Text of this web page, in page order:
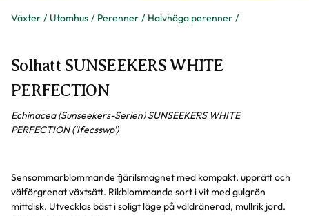
Växter Utomhus Perenner Halvhöga perenner
Solhatt SUNSEEKERS WHITE
PERFECTION
Echinacea (Sunseekers-Serien) SUNSEEKERS WHITE
PERFECTION ('Ifecsswp')
Sensommarblommande fjärilsmagnet med kompakt, upprätt och
välförgrenat växtsätt. Rikblommande sort i vit med gulgrön
mittdisk. Utvecklas bäst i soligt läge på väldränerad, mullrik jord.